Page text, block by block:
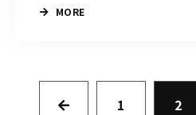
MORE
1 2